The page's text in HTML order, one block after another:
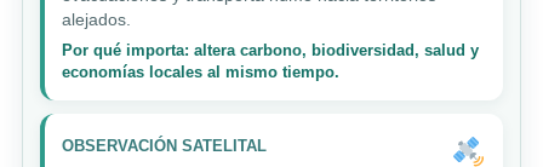
alejados.
Por qué importa: altera carbono, biodiversidad, salud y
economías locales al mismo tiempo.
OBSERVACIÓN SATELITAL